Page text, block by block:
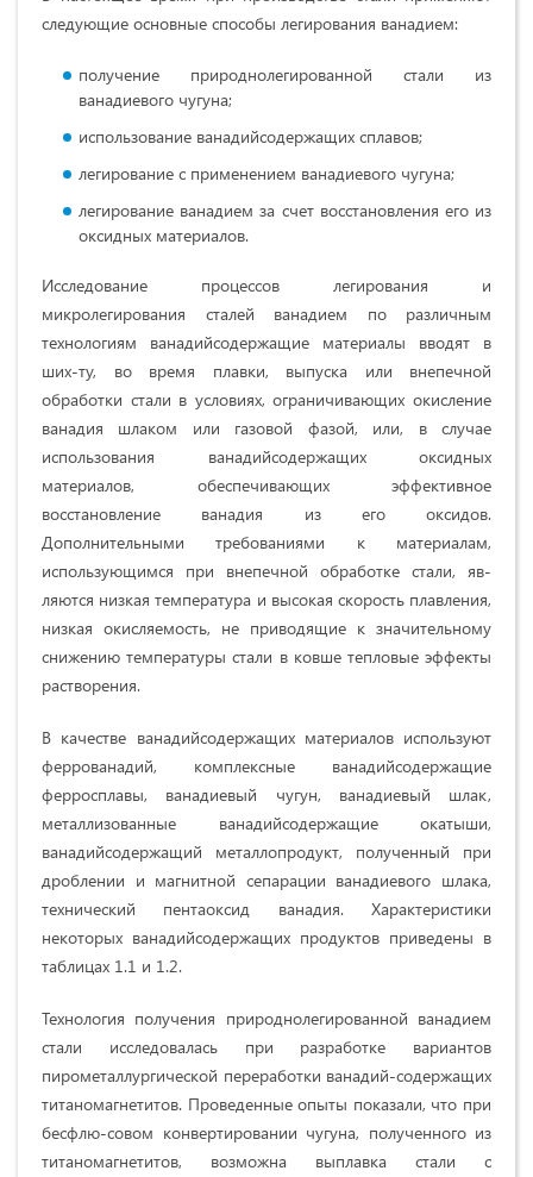
следующие ос­новные способы легирования ванадием:
получение природнолегированной стали из
ванадиевого чугуна;
использование ванадийсодержащих сплавов;
легирование с применением ванадиевого чугуна;
легирование ванадием за счет восстановления его из
оксидных мате­риалов.
Исследование процессов легирования и
микролегирования сталей вана­дием по различным
технологиям ванадийсодержащие материалы вводят в
ших-ту, во время плавки, выпуска или внепечной
обработки стали в условиях, ограничивающих окисление
ванадия шлаком или газовой фазой, или, в случае
использования ванадийсодержащих оксидных
материалов, обеспечивающих эффективное
восстановление ванадия из его оксидов.
Дополнительными тре­бованиями к материалам,
использующимся при внепечной обработке стали, яв­
ляются низкая температура и высокая скорость плавления,
низкая окисляемость, не приводящие к значительному
снижению температуры стали в ковше тепловые эффекты
растворения.
В качестве ванадийсодержащих материалов используют
феррованадий, комплексные ванадийсодержащие
ферросплавы, ванадиевый чугун, ванадиевый шлак,
металлизованные ванадийсодержащие окатыши,
ванадийсодержащий ме­таллопродукт, полученный при
дроблении и магнитной сепарации ванадиевого шлака,
технический пентаоксид ванадия. Характеристики
некоторых ванадий­содержащих продуктов приведены в
таблицах 1.1 и 1.2.
Технология получения природнолегированной ванадием
стали исследо­валась при разработке вариантов
пирометаллургической перера­ботки ванадий-содержащих
титаномагнетитов. Проведенные опыты показали, что при
бесфлю-совом конвертировании чугуна, полученного из
титаномагнети­тов, возможна выплавка стали с